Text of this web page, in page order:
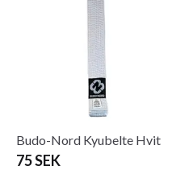
Budo-Nord Kyubelte Hvit
75 SEK